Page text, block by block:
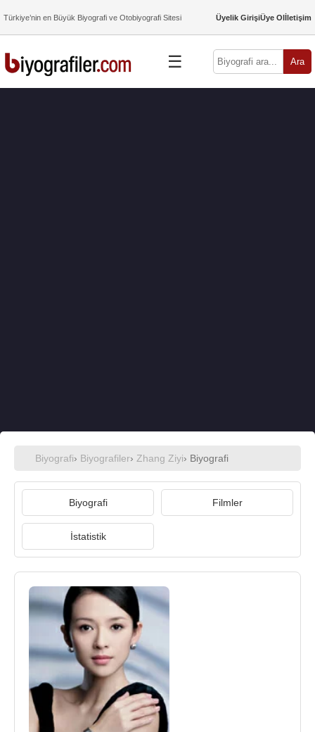
Türkiye’nin en Büyük Biyografi ve Otobiyografi Sitesi Üyelik GirişiÜye Olİletişim
☰ Ara
Biyografi› Biyografiler› Zhang Ziyi› Biyografi
Biyografi Filmler
İstatistik